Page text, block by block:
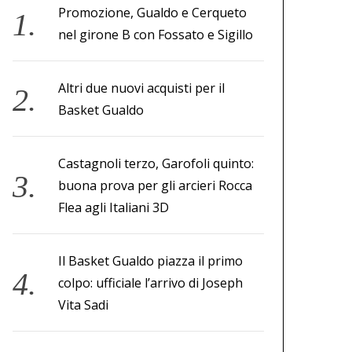
Promozione, Gualdo e Cerqueto
nel girone B con Fossato e Sigillo
Altri due nuovi acquisti per il
Basket Gualdo
Castagnoli terzo, Garofoli quinto:
buona prova per gli arcieri Rocca
Flea agli Italiani 3D
Il Basket Gualdo piazza il primo
colpo: ufficiale l’arrivo di Joseph
Vita Sadi